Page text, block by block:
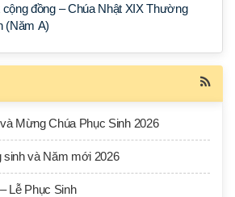
cộng đồng – Chúa Nhật XIX Thường
(Năm A)
Mừng Chúa Phục Sinh 2026
và Năm mới 2026
Lễ Phục Sinh